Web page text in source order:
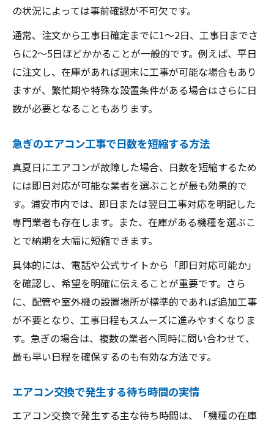
の状況によっては事前確認が不可欠です。
通常、注文から工事日確定までに1〜2日、工事日までさ
らに2〜5日ほどかかることが一般的です。例えば、平日
に注文し、在庫があれば週末に工事が可能な場合もあり
ますが、繁忙期や特殊な設置条件がある場合はさらに日
数が必要となることもあります。
急ぎのエアコン工事で日数を短縮する方法
真夏日にエアコンが故障した場合、日数を短縮するため
には即日対応が可能な業者を選ぶことが最も効果的で
す。浦安市内では、即日または翌日工事対応を明記した
専門業者も存在します。また、在庫がある機種を選ぶこ
とで納期を大幅に短縮できます。
具体的には、電話や公式サイトから「即日対応可能か」
を確認し、希望を明確に伝えることが重要です。さら
に、配管や室外機の設置場所が標準的であれば追加工事
が不要となり、工事日程もスムーズに進みやすくなりま
す。急ぎの場合は、複数の業者へ同時に問い合わせて、
最も早い日程を確保するのも有効な方法です。
エアコン交換で発生する待ち時間の実情
エアコン交換で発生する主な待ち時間は、「機種の在庫